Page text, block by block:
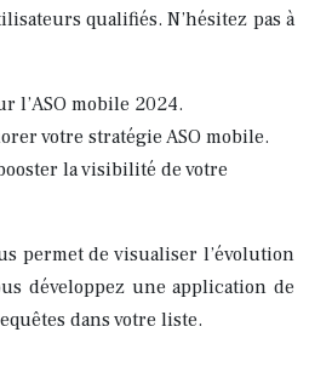
qualifiés. N’hésitez pas à
l’ASO mobile 2024.
votre stratégie ASO mobile.
la visibilité de votre
permet de visualiser l’évolution
développez une application de
dans votre liste.